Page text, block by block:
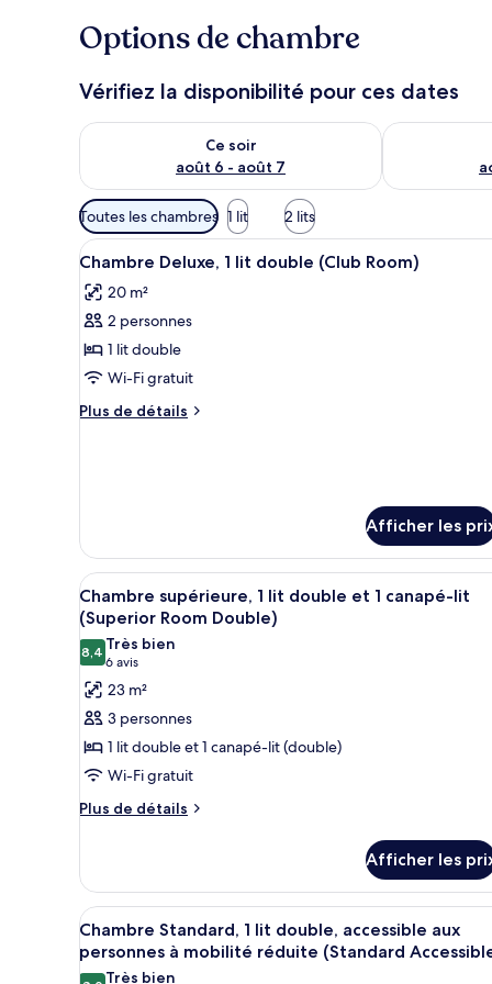
Options de chambre
Vérifiez la disponibilité pour ces dates
Ce soir
août 6 - août 7
Vérifier la disponibilité pour ce soir août 6 - août 7
Vérifier la
Filtres
disponibles
pour
les
chambres
Toutes les chambres 1 lit 2 lits
Afficher
toutes
les
photos
pour
ce
type
de
lit
double
(Club
Room)
Une chambre d’hôtel avec
5
Chambre Deluxe, 1 lit double (Club Room)
20 m²
2 personnes
1 lit double
Wi-Fi gratuit
Plus de détails
Plus
lit
double
(Club
Room)
Afficher les
Afficher
toutes
les
photos
pour
ce
type
de
chambre :
Chambre
lit
double
et
1
Une chambre d’hôtel avec
6
Chambre supérieure, 1 lit double et 1 canapé-lit
(Superior Room Double)
8,48,4 sur 10
Très bien
6 avis
(6 avis)
23 m²
3 personnes
1 lit double et 1 canapé-lit (double)
Wi-Fi gratuit
Plus de détails
Plus
Chambre
supérieure,
1
lit
double
Afficher les
Afficher
toutes
les
Une chambre d’hôtel avec
4
Chambre Standard, 1 lit double, accessible aux
personnes à mobilité réduite (Standard
Très bien